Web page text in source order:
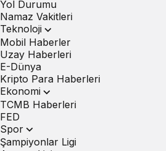
Yol Durumu
Namaz Vakitleri
Teknoloji
Mobil Haberler
Uzay Haberleri
E-Dünya
Kripto Para Haberleri
Ekonomi
TCMB Haberleri
FED
Spor
Şampiyonlar Ligi